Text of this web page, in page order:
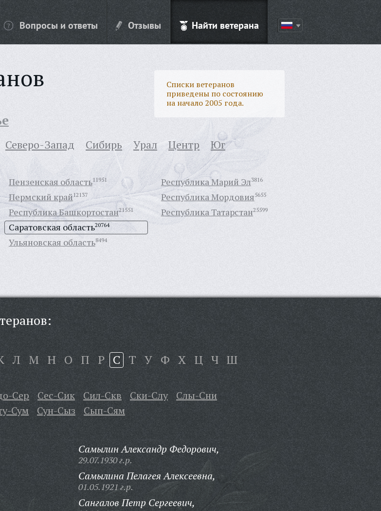
Вопросы и ответы Отзывы Найти ветерана
Списки ветеранов
приведены по состоянию
на начало 2005 года.
Северо-Запад Сибирь Урал Центр Юг
Пензенская область11951
Пермский край12137
Республика Башкортостан21551
Республика Марий Эл3816
Республика Мордовия5655
Республика Татарстан25599
Саратовская область20764
Ульяновская область8494
Л М Н О П Р С Т У Ф Х Ц Ч Ш
Сер Сес-Сик Сил-Скв Ски-Слу
Слы-Сни
Сум Сун-Сыз Сып-Сям
Самылин Александр Федорович,
29.07.1930 г.р.
Самылина Пелагея Алексеевна,
01.05.1921 г.р.
Сангалов Петр Сергеевич,